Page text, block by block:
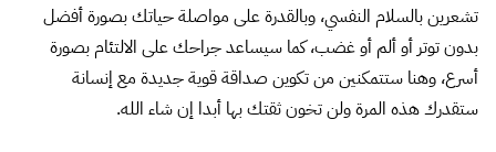
تشعرين بالسلام النفسي، وبالقدرة على مواصلة حياتك بصورة أفضل
بدون توتر أو ألم أو غضب، كما سيساعد جراحك على الالتئام بصورة
أسرع، وهنا ستتمكنين من تكوين صداقة قوية جديدة مع إنسانة
ستقدرك هذه المرة ولن تخون ثقتك بها أبدا إن شاء الله.